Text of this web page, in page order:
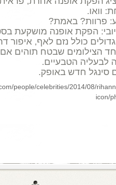
וואו.
פרוות? באמת?
הפקת אופנה מושקעת
כולל נזם לאף, איפור
הצילומים שבטח תוהים אם
לבעליה הטבעיים.
סינגל חדש באופק.
people/celebrities/2014/08/
icon/